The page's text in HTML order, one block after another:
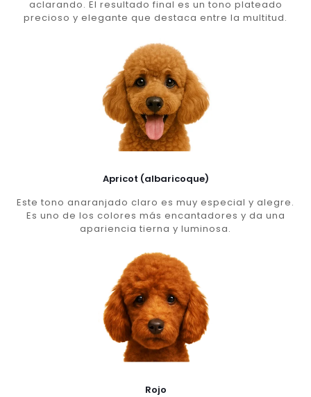
aclarando. El resultado final es un tono plateado
precioso y elegante que destaca entre la multitud.
Apricot (albaricoque)
Este tono anaranjado claro es muy especial y alegre.
Es uno de los colores más encantadores y da una
apariencia tierna y luminosa.
Rojo